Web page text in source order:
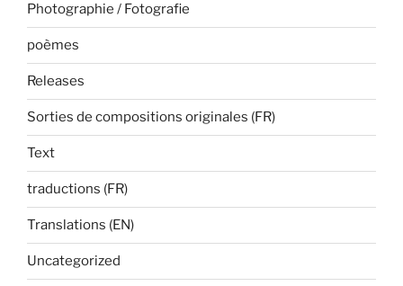
Photographie / Fotografie
poèmes
Releases
Sorties de compositions originales (FR)
Text
traductions (FR)
Translations (EN)
Uncategorized